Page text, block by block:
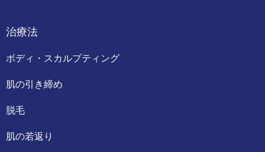
治療法
ボディ・スカルプティング
肌の引き締め
脱毛
肌の若返り